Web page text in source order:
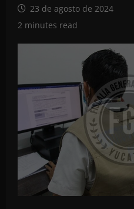
23 de agosto de 2024
2 minutes read